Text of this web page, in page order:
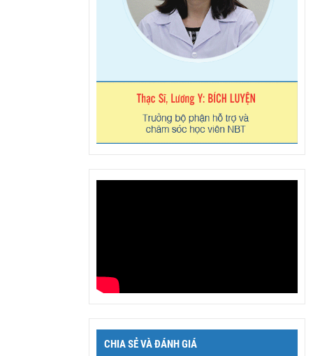
CHIA SẺ VÀ ĐÁNH GIÁ